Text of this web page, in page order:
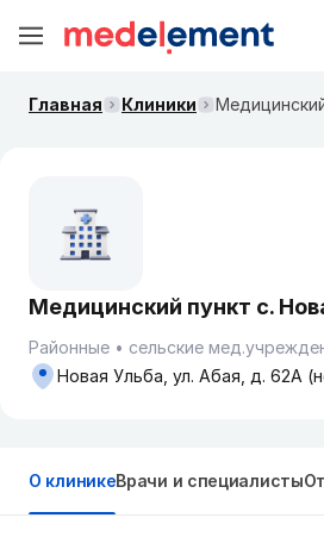
Главная Клиники
Медицинский пункт с.
Районные
сельские
Новая Ульба, ул. Абая, д. 62А
О клиникеВрачи и специалисты